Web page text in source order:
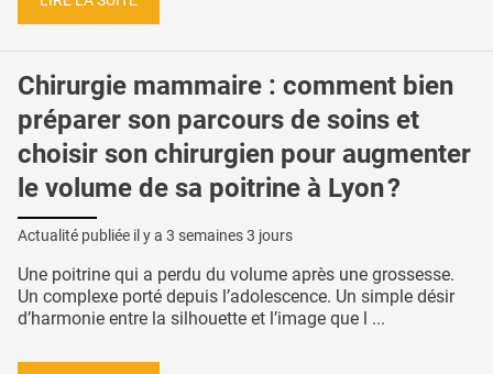
Chirurgie mammaire : comment bien
préparer son parcours de soins et
choisir son chirurgien pour augmenter
le volume de sa poitrine à Lyon ?
Actualité publiée il y a 3 semaines 3 jours
Une poitrine qui a perdu du volume après une grossesse.
Un complexe porté depuis l’adolescence. Un simple désir
d’harmonie entre la silhouette et l’image que l ...